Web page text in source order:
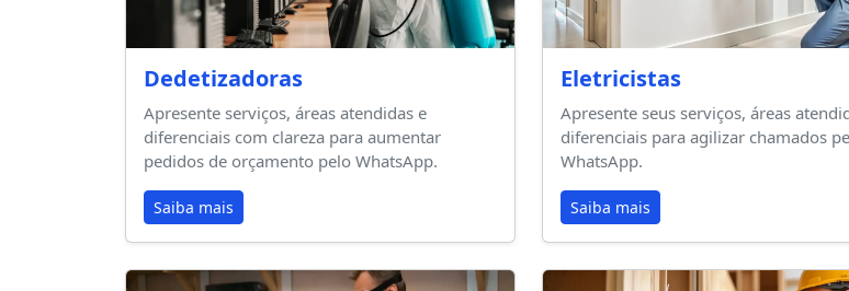
Dedetizadoras
Apresente serviços, áreas atendidas e
diferenciais com clareza para aumentar
pedidos de orçamento pelo WhatsApp.
Saiba mais
Eletricistas
Apresente seus serviços, áreas
diferenciais para agilizar chamados
WhatsApp.
Saiba mais